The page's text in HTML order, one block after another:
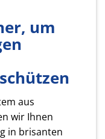
um
aus
wir Ihnen
in brisanten